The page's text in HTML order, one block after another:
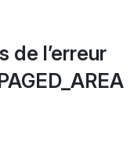
de l’erreur